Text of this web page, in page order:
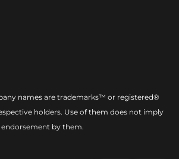
names are trademarks™ or registered®
holders. Use of them does not imply
by them.